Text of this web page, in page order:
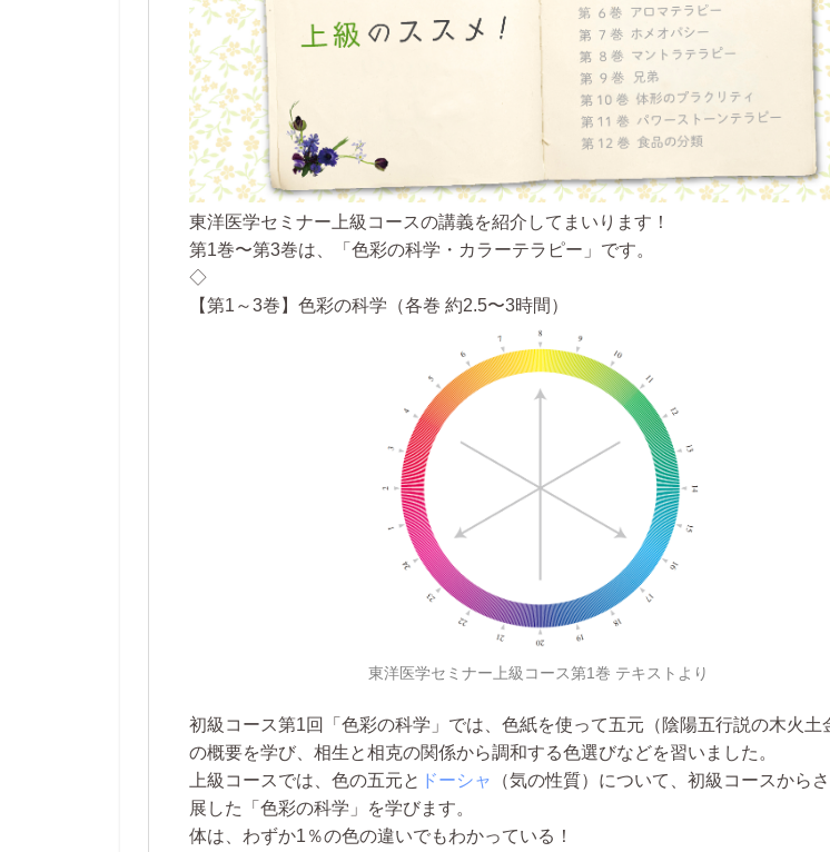
東洋医学セミナー上級コースの講義を紹介してまいります！
第1巻〜第3巻は、「色彩の科学・カラーテラピー」です。
◇
【第1～3巻】色彩の科学（各巻 約2.5〜3時間）
東洋医学セミナー上級コース第1巻 テキストより
初級コース第1回「色彩の科学」では、色紙を使って五元（陰陽五行説の木火土
の概要を学び、相生と相克の関係から調和する色選びなどを習いました。
上級コースでは、色の五元と ドーシャ
（気の性質）について、初級コースから
展した「色彩の科学」を学びます。
体は、わずか1％の色の違いでもわかっている！